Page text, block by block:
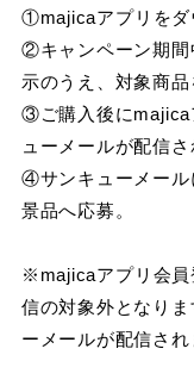
①majicaアプリをダ
②キャンペーン期間
示のうえ、対象商品
③ご購入後にmajica
ューメールが配信さ
④サンキューメール
景品へ応募。
※majicaアプリ会員
信の対象外となり
ーメールが配信され